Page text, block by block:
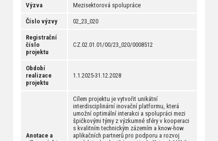
Výzva Mezisektorová spolupráce
Číslo výzvy 02_23_020
Registrační
číslo
projektu
CZ.02.01.01/00/23_020/0008512
Období
realizace
projektu
1.1.2025-31.12.2028
Anotace a
Cílem projektu je vytvořit unikátní
interdisciplinární inovační platformu, která
umožní optimální interakci a spolupráci mezi
špičkovými týmy z výzkumné sféry v kooperaci
s kvalitním technickým zázemím a know-how
aplikačních partnerů pro podporu a rozvoj